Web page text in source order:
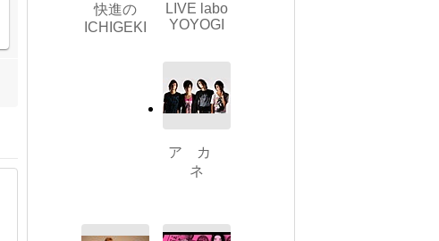
快進の
ICHIGEKI
LIVE labo
YOYOGI
ア カ
ネ